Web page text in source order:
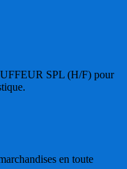
SPL (H/F) pour
en toute